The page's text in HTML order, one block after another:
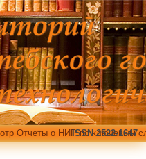
НИР по
Отчеты о НИР по ключевым
ISSN 2522-1647